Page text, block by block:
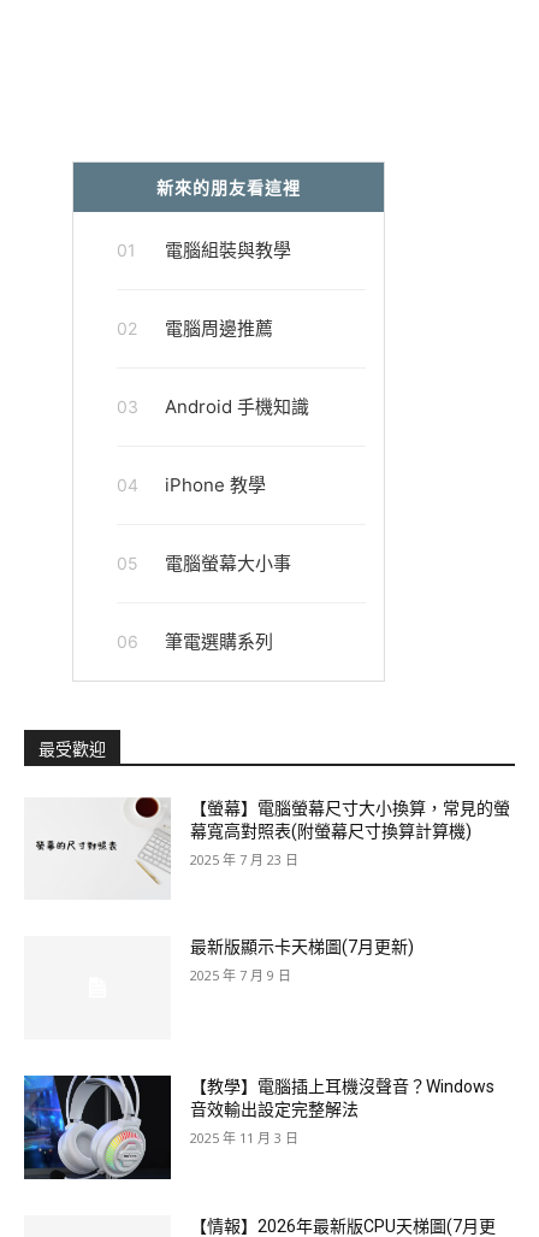
新來的朋友看這裡
01 電腦組裝與教學
02 電腦周邊推薦
03 Android 手機知識
04 iPhone 教學
05 電腦螢幕大小事
06 筆電選購系列
最受歡迎
【螢幕】電腦螢幕尺寸大小換算，常見的螢
幕寬高對照表(附螢幕尺寸換算計算機)
2025 年 7 月 23 日
最新版顯示卡天梯圖(7月更新)
2025 年 7 月 9 日
【教學】電腦插上耳機沒聲音？Windows
音效輸出設定完整解法
2025 年 11 月 3 日
【情報】2026年最新版CPU天梯圖(7月更